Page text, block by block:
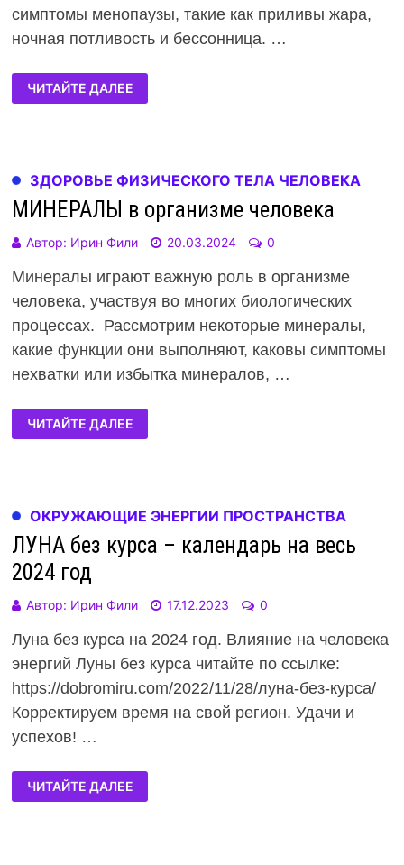
симптомы менопаузы, такие как приливы жара,
ночная потливость и бессонница. …
ЧИТАЙТЕ ДАЛЕЕ
ЗДОРОВЬЕ ФИЗИЧЕСКОГО ТЕЛА ЧЕЛОВЕКА
МИНЕРАЛЫ в организме человека
Автор: Ирин Фили 20.03.2024 0
Минералы играют важную роль в организме
человека, участвуя во многих биологических
процессах. Рассмотрим некоторые минералы,
какие функции они выполняют, каковы симптомы
нехватки или избытка минералов, …
ЧИТАЙТЕ ДАЛЕЕ
ОКРУЖАЮЩИЕ ЭНЕРГИИ ПРОСТРАНСТВА
ЛУНА без курса – календарь на весь
2024 год
Автор: Ирин Фили 17.12.2023 0
Луна без курса на 2024 год. Влияние на человека
энергий Луны без курса читайте по ссылке:
https://dobromiru.com/2022/11/28/луна-без-курса/
Корректируем время на свой регион. Удачи и
успехов! …
ЧИТАЙТЕ ДАЛЕЕ